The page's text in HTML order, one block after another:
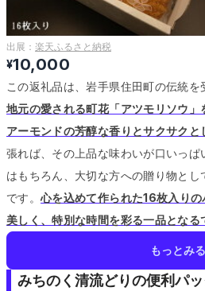
出展： 楽天ふるさと納税
¥10,000
この返礼品は、岩手県住田町の伝統を
地元の愛される町花「アツモリソウ」
アーモンドの芳醇な香りとサクサク
張れば、その上品な味わいが口いっぱ
はもちろん、大切な方への贈り物とし
です。心を込めて作られた16枚入り
美しく、特別な時間を彩る一品となる
もっとみる
みちのく清流どりの便利パッ